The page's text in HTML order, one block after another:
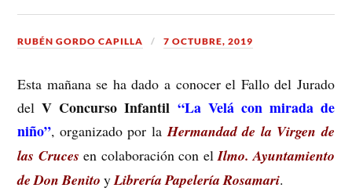
RUBÉN GORDO CAPILLA 7 OCTUBRE, 2019
Esta mañana se ha dado a conocer el Fallo del Jurado
delV Concurso Infantil “La Velá con mirada de
niño”, organizado por laHermandad de la Virgen de
las Cruces en colaboración con elIlmo. Ayuntamiento
de Don Benito yLibrería Papelería Rosamari.